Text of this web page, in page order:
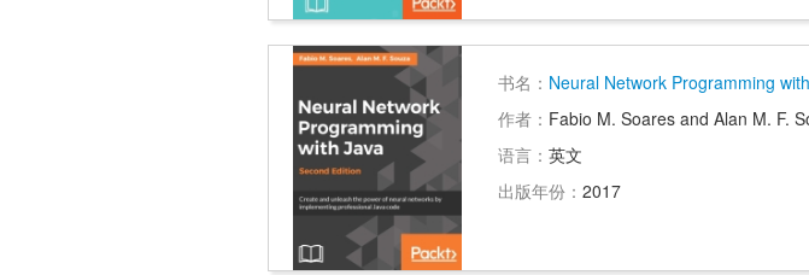
书名： Neural Network Programming
作者： Fabio M. Soares and Alan M. F.
语言： 英文
出版年份： 2017